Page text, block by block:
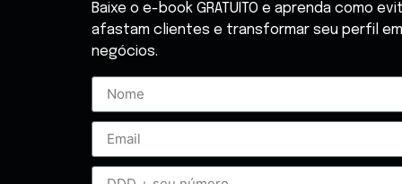
Baixe o e-book GRATUITO e aprenda como
afastam clientes e transformar seu perfil em
negócios.